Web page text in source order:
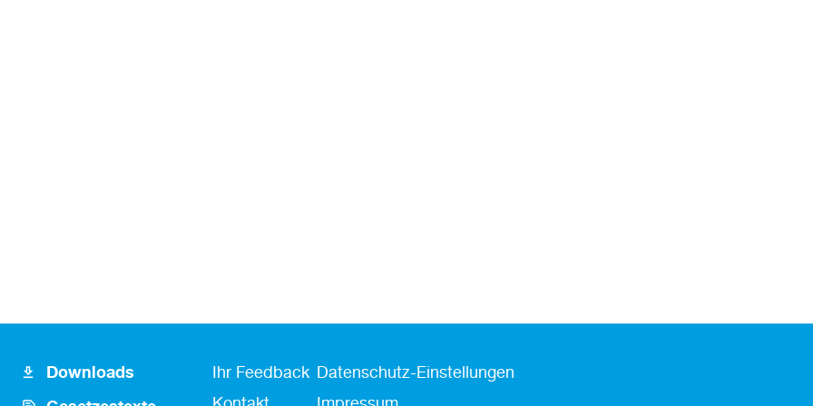
Footer
Icon
Downloads
Fusszeile
Kontakt
Ihr Feedback Fußzeile
Datenschutz-Einstellungen